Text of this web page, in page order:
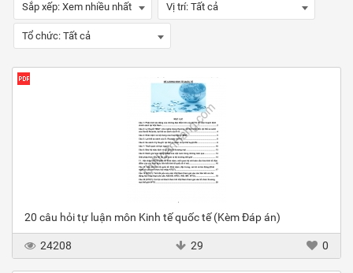
Sắp xếp: Xem nhiều nhất Vị trí: Tất cả
Tổ chức: Tất cả
20 câu hỏi tự luận môn Kinh tế quốc tế (Kèm Đáp án)
24208 29 0